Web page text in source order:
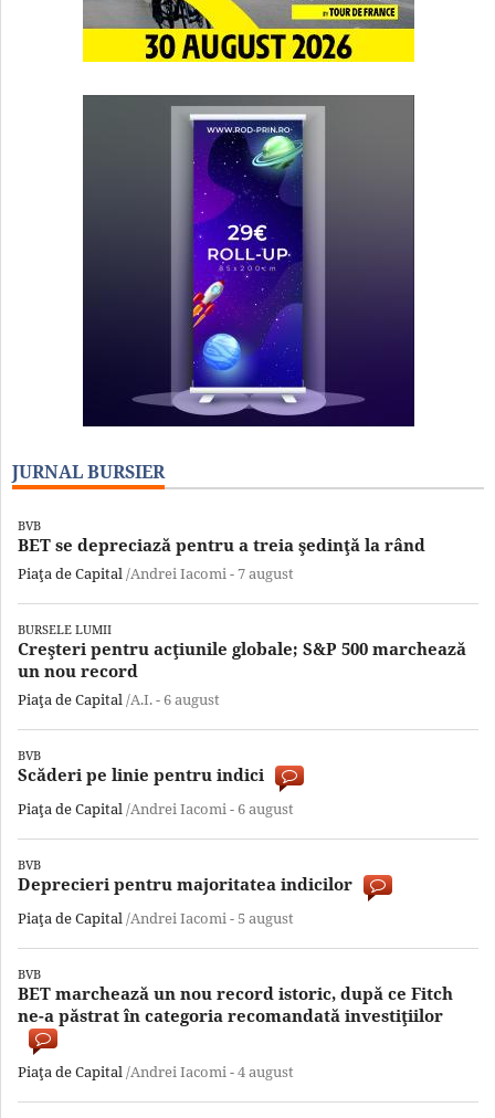
JURNAL BURSIER
BVB
BET se depreciază pentru a treia şedinţă la rând
Piaţa de Capital/Andrei Iacomi -7 august
BURSELE LUMII
Creşteri pentru acţiunile globale; S&P 500 marchează
un nou record
Piaţa de Capital/A.I. -6 august
BVB
Scăderi pe linie pentru indici
Piaţa de Capital/Andrei Iacomi -6 august
BVB
Deprecieri pentru majoritatea indicilor
Piaţa de Capital/Andrei Iacomi - 5 august
BVB
BET marchează un nou record istoric, după ce Fitch
ne-a păstrat în categoria recomandată investiţiilor
Piaţa de Capital/Andrei Iacomi -4 august